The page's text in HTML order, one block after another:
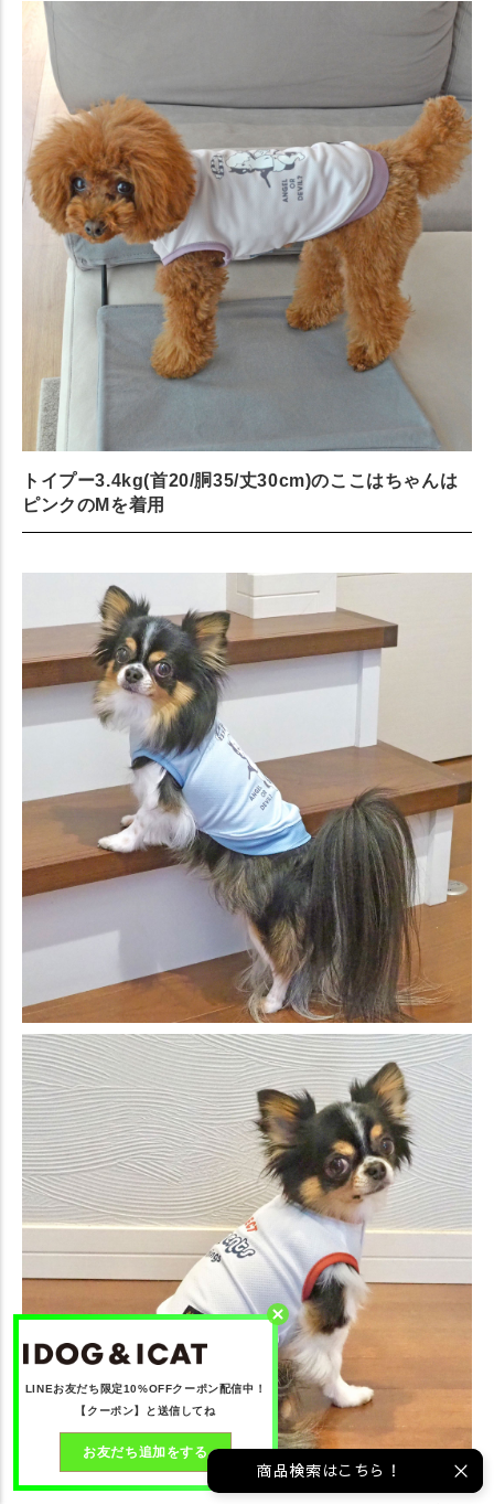
トイプー3.4kg(首20/胴35/丈30cm)のここはちゃんは
ピンクのMを着用
LINEお友だち限定10%OFFクーポン配信中！
【クーポン】と送信してね
お友だち追加をする
商品検索はこちら！